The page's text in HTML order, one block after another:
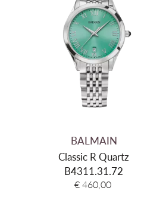
BALMAIN
Classic R Quartz
B4311.31.72
€ 460,00